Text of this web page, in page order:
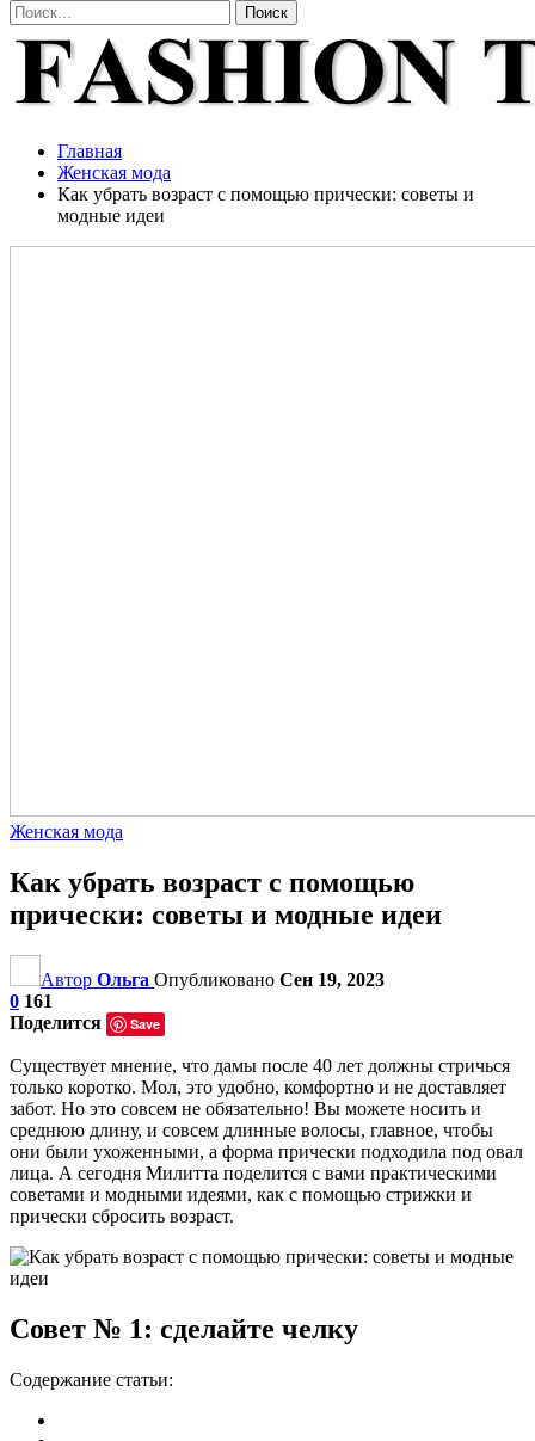
Главная
Женская мода
Как убрать возраст с помощью прически: советы и
модные идеи
Женская мода
Как убрать возраст с помощью
прически: советы и модные идеи
Автор Ольга Опубликовано Сен 19, 2023
0 161
Поделится
Save
Существует мнение, что дамы после 40 лет должны стричься
только коротко. Мол, это удобно, комфортно и не доставляет
забот. Но это совсем не обязательно! Вы можете носить и
среднюю длину, и совсем длинные волосы, главное, чтобы
они были ухоженными, а форма прически подходила под овал
лица. А сегодня Милитта поделится с вами практическими
советами и модными идеями, как с помощью стрижки и
прически сбросить возраст.
Совет № 1: сделайте челку
Содержание статьи: